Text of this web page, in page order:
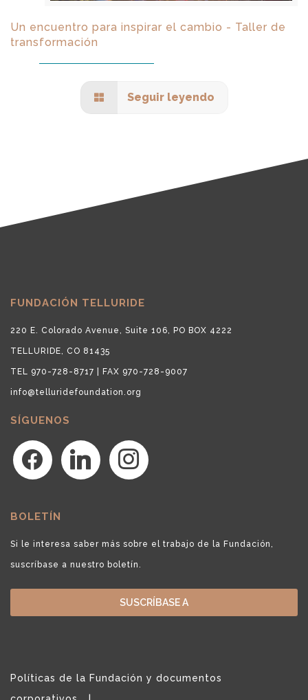
Un encuentro para inspirar el cambio - Taller de
transformación
Seguir leyendo
FUNDACIÓN TELLURIDE
220 E. Colorado Avenue, Suite 106, PO BOX 4222
TELLURIDE, CO 81435
TEL 970-728-8717 | FAX 970-728-9007
info@telluridefoundation.org
SÍGUENOS
facebook linkedin instagram
BOLETÍN
Si le interesa saber más sobre el trabajo de la Fundación,
suscríbase a nuestro boletín.
SUSCRÍBASE A
Políticas de la Fundación y documentos